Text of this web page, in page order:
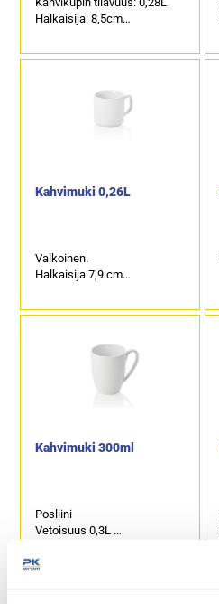
Halkaisija: 8,5cm
Kahvimuki 0,26L
Valkoinen.
Halkaisija 7,9 cm
Vetoisuus 0,26 litraa
Kahvimuki 300ml
Posliini
Vetoisuus 0,3L
Korkeus 10cm